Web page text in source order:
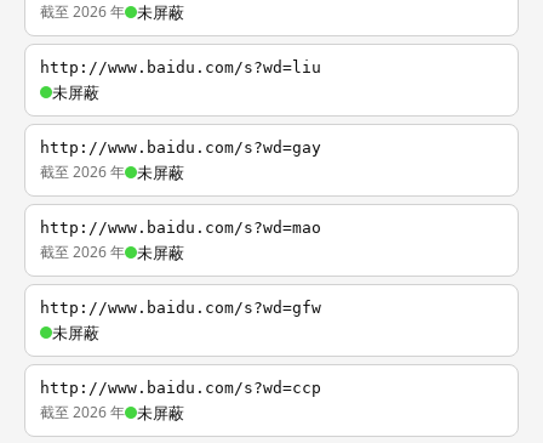
截至 2026 年 未屏蔽
http://www.baidu.com/s?wd=liu
未屏蔽
http://www.baidu.com/s?wd=gay
截至 2026 年 未屏蔽
http://www.baidu.com/s?wd=mao
截至 2026 年 未屏蔽
http://www.baidu.com/s?wd=gfw
未屏蔽
http://www.baidu.com/s?wd=ccp
截至 2026 年 未屏蔽